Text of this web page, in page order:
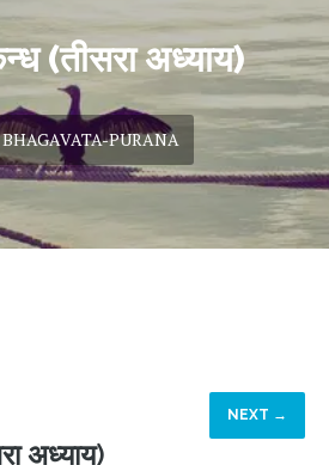
(तीसरा अध्याय)
PURANA
NEXT →
अध्याय)